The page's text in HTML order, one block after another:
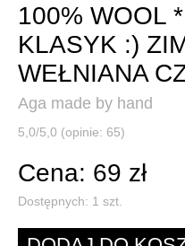
100% WOOL
KLASYK :)
WEŁNIANA
Aga made by hand
5,0/5,0 (opinie: 65)
Cena: 69 zł
Dostępnych: 1 szt.